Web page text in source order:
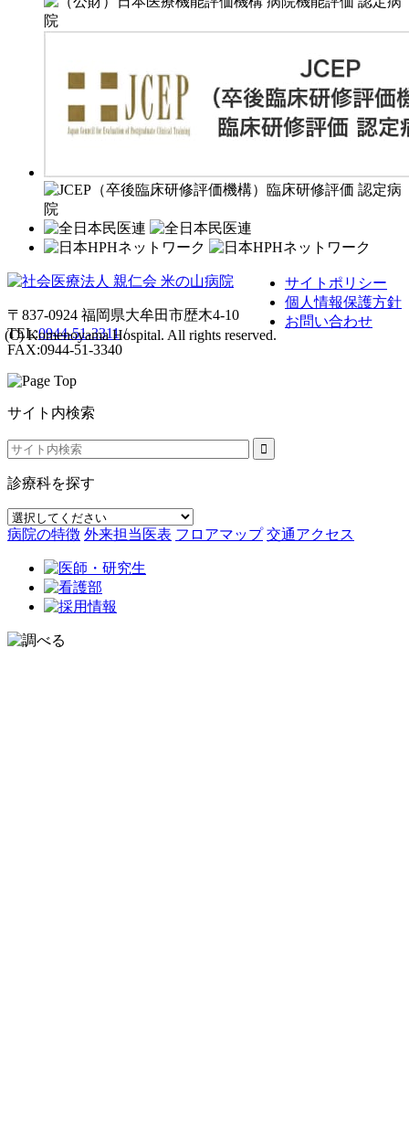
〒837-0924 福岡県大牟田市歴木4-10
TEL:0944-51-3311/
FAX:0944-51-3340
サイトポリシー
個人情報保護方針
お問い合わせ
(C) Komenoyama Hospital. All rights reserved.
サイト内検索
診療科を探す
病院の特徴 外来担当医表 フロアマップ 交通アクセス